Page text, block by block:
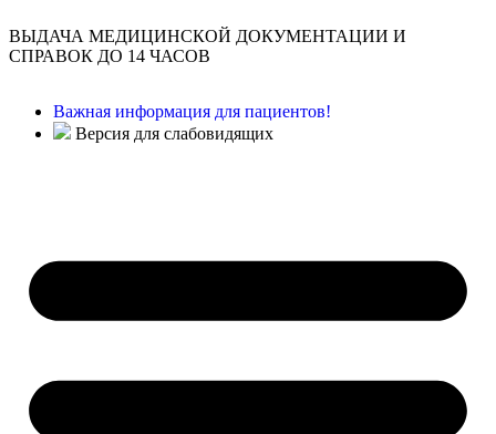
ВЫДАЧА МЕДИЦИНСКОЙ ДОКУМЕНТАЦИИ И
СПРАВОК ДО 14 ЧАСОВ
Важная информация для пациентов!
Версия для слабовидящих